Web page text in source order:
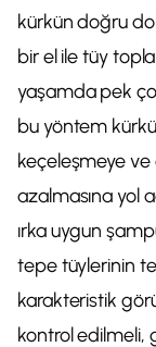
kürkün doğru
bir el ile tüy
yaşamda pek
bu yöntem
keçeleşmeye
azalmasına yol
ırka uygun
tepe tüylerinin
karakteristik
kontrol edilmeli,